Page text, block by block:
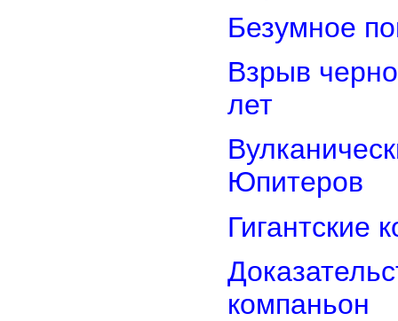
Безумное
Взрыв
лет
Юпитеров
Гигантские
компаньон